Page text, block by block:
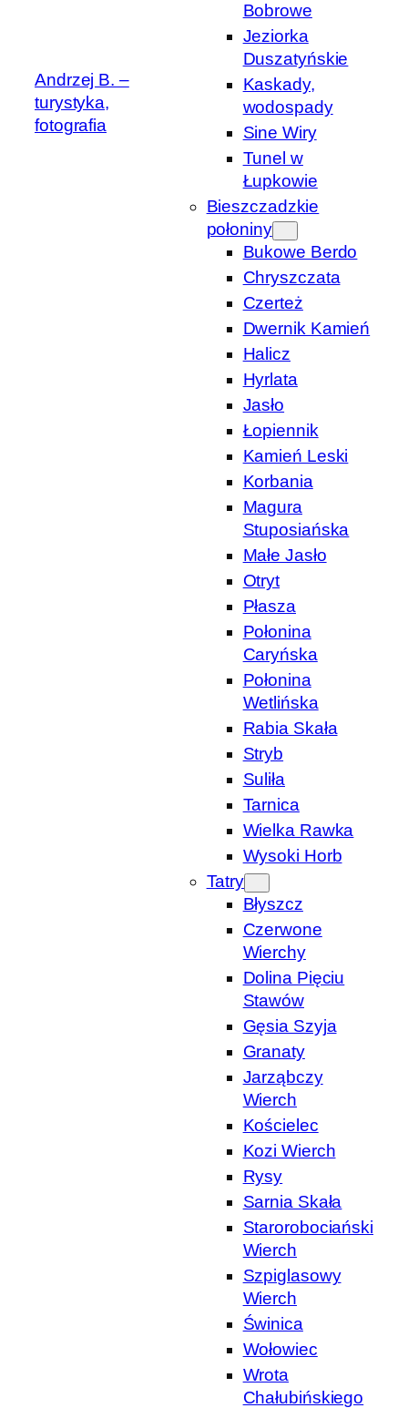
Andrzej B. –
turystyka,
fotografia
Bobrowe
Jeziorka
Duszatyńskie
Kaskady,
wodospady
Sine Wiry
Tunel w
Łupkowie
Bieszczadzkie
połoniny
Bukowe Berdo
Chryszczata
Czerteż
Dwernik Kamień
Halicz
Hyrlata
Jasło
Łopiennik
Kamień Leski
Korbania
Magura
Stuposiańska
Małe Jasło
Otryt
Płasza
Połonina
Caryńska
Połonina
Wetlińska
Rabia Skała
Stryb
Suliła
Tarnica
Wielka Rawka
Wysoki Horb
Tatry
Błyszcz
Czerwone
Wierchy
Dolina Pięciu
Stawów
Gęsia Szyja
Granaty
Jarząbczy
Wierch
Kościelec
Kozi Wierch
Rysy
Sarnia Skała
Starorobociański
Wierch
Szpiglasowy
Wierch
Świnica
Wołowiec
Wrota
Chałubińskiego